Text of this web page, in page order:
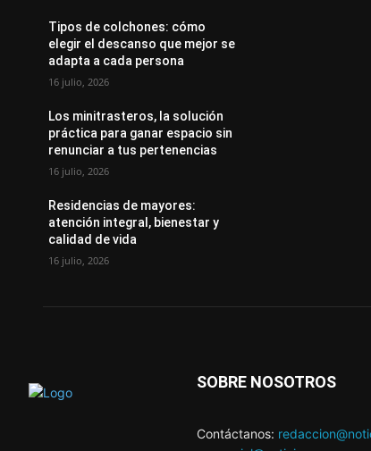
Tipos de colchones: cómo
elegir el descanso que mejor se
adapta a cada persona
16 julio, 2026
Los minitrasteros, la solución
práctica para ganar espacio sin
renunciar a tus pertenencias
16 julio, 2026
Residencias de mayores:
atención integral, bienestar y
calidad de vida
16 julio, 2026
SOBRE NOSOTROS
Contáctanos: